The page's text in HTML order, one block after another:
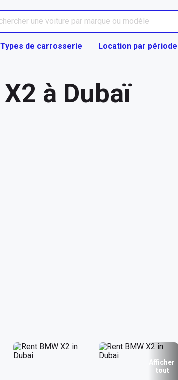
Types de carrosserie Location par période
à Dubaï
Afficher
tout